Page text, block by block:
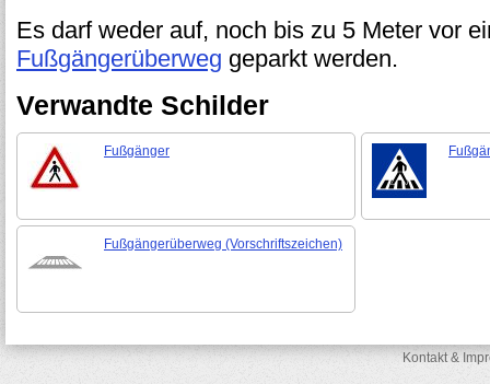
Es darf weder auf, noch bis zu 5 Meter vor
Fußgängerüberweg geparkt werden.
Verwandte Schilder
Fußgänger
Fußgängerüberweg (Vorschriftszeichen)
Kontakt &